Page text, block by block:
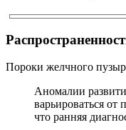
Пороки желчного
Аномалии
варьироваться
что ранняя